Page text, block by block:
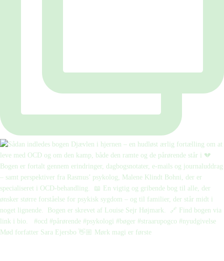
Mød forfatter Sara Ejersbo 👋🏼 Mørk magi er første